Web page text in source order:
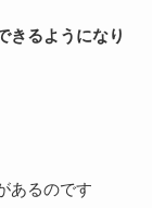
きるようになり
あるのです